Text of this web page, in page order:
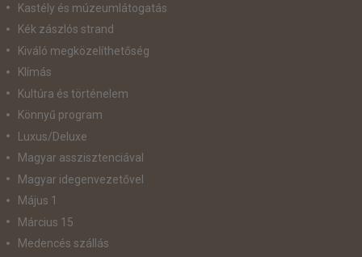
Kastély és múzeumlátogatás
Kék zászlós strand
Kiváló megközelíthetőség
Klímás
Kultúra és történelem
Könnyű program
Luxus/Deluxe
Magyar asszisztenciával
Magyar idegenvezetővel
Május 1
Március 15
Medencés szállás